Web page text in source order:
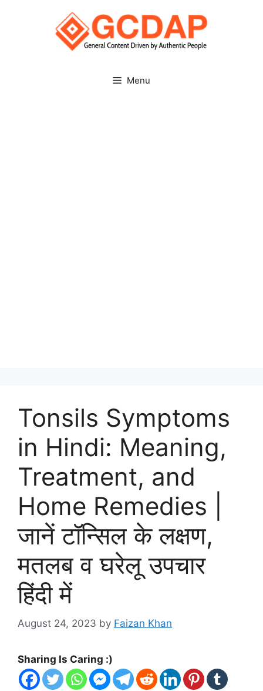
Menu
Tonsils Symptoms
in Hindi: Meaning,
Treatment, and
Home Remedies |
जानें टॉन्सिल के लक्षण,
मतलब व घरेलू उपचार
हिंदी में
August 24, 2023 by Faizan Khan
Sharing Is Caring :)